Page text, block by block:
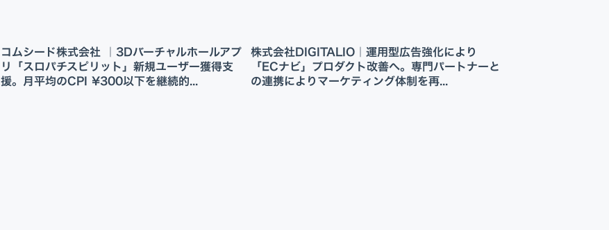
コムシード株式会社 ｜3Dバーチャルホールアプ
リ「スロパチスピリット」新規ユーザー獲得支
援。月平均のCPI ¥300以下を継続的...
株式会社DIGITALIO｜運用型広告強化により
「ECナビ」プロダクト改善へ。専門パートナーと
の連携によりマーケティング体制を再...